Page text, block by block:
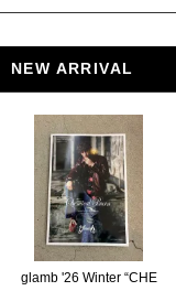
NEW ARRIVAL
glamb '26 Winter “CHE